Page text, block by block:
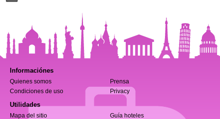
Informaciónes
Quienes somos
Prensa
Condiciones de uso
Privacy
Utilidades
Mapa del sitio Guía hoteles